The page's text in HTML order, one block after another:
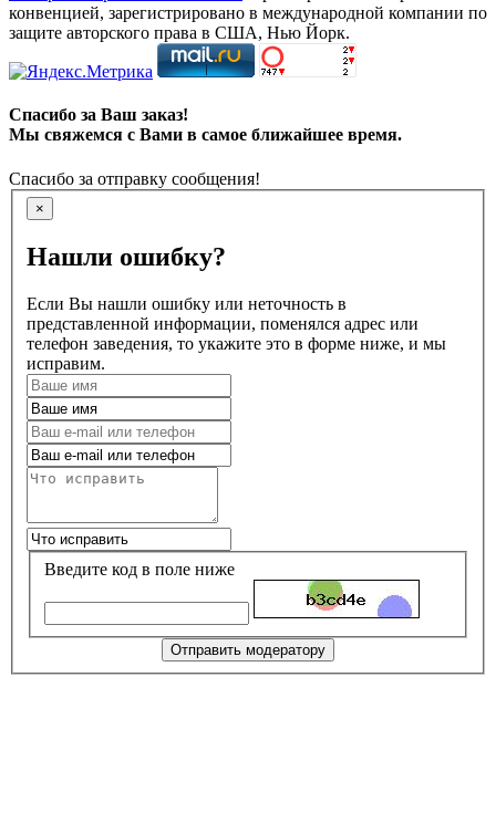
конвенцией, зарегистрировано в международной компании по
защите авторского права в США, Нью Йорк.
Спасибо за Ваш заказ!
Мы свяжемся с Вами в самое ближайшее время.
Спасибо за отправку сообщения!
×
Нашли ошибку?
Если Вы нашли ошибку или неточность в
представленной информации, поменялся адрес или
телефон заведения, то укажите это в форме ниже, и мы
исправим.
Введите код в поле ниже
Отправить модератору